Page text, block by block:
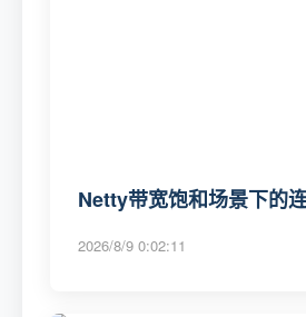
Netty带宽饱和场景下的
2026/8/9 0:02:11